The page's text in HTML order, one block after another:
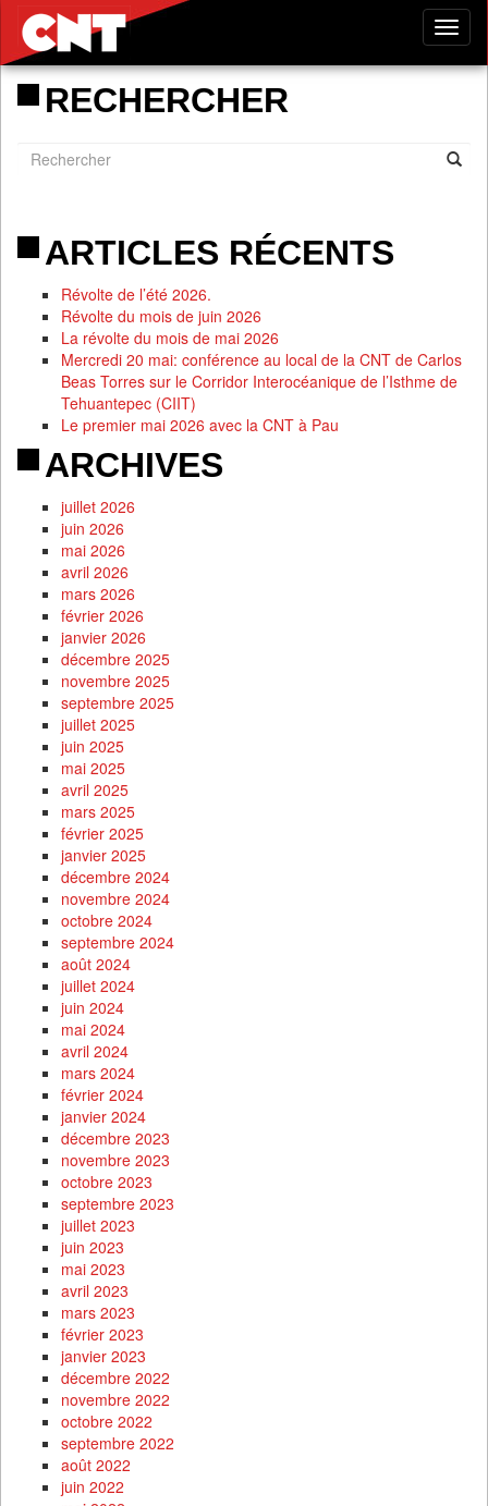
RECHERCHER
ARTICLES RÉCENTS
Révolte de l’été 2026.
Révolte du mois de juin 2026
La révolte du mois de mai 2026
Mercredi 20 mai: conférence au local de la CNT de Carlos
Beas Torres sur le Corridor Interocéanique de l’Isthme de
Tehuantepec (CIIT)
Le premier mai 2026 avec la CNT à Pau
ARCHIVES
juillet 2026
juin 2026
mai 2026
avril 2026
mars 2026
février 2026
janvier 2026
décembre 2025
novembre 2025
septembre 2025
juillet 2025
juin 2025
mai 2025
avril 2025
mars 2025
février 2025
janvier 2025
décembre 2024
novembre 2024
octobre 2024
septembre 2024
août 2024
juillet 2024
juin 2024
mai 2024
avril 2024
mars 2024
février 2024
janvier 2024
décembre 2023
novembre 2023
octobre 2023
septembre 2023
juillet 2023
juin 2023
mai 2023
avril 2023
mars 2023
février 2023
janvier 2023
décembre 2022
novembre 2022
octobre 2022
septembre 2022
août 2022
juin 2022